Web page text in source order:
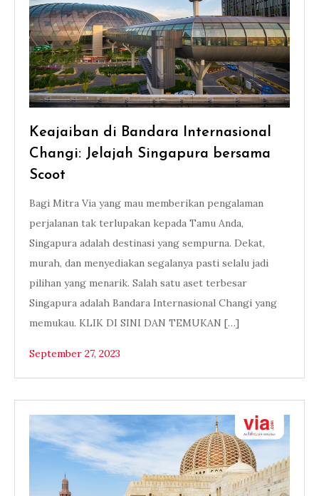
Keajaiban di Bandara Internasional
Changi: Jelajah Singapura bersama
Scoot
Bagi Mitra Via yang mau memberikan pengalaman
perjalanan tak terlupakan kepada Tamu Anda,
Singapura adalah destinasi yang sempurna. Dekat,
murah, dan menyediakan segalanya pasti selalu jadi
pilihan yang menarik. Salah satu aset terbesar
Singapura adalah Bandara Internasional Changi yang
memukau. KLIK DI SINI DAN TEMUKAN […]
September 27, 2023